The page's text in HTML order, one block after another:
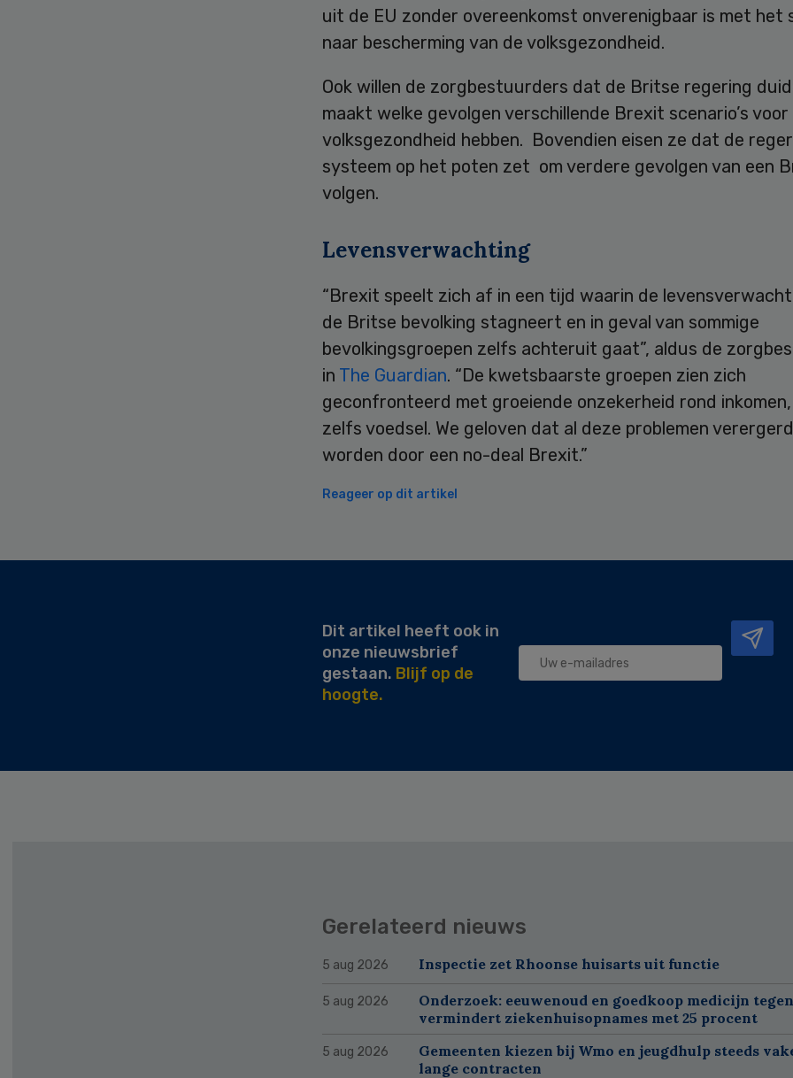
uit de EU zonder overeenkomst onverenigbaar is met het
naar bescherming van de volksgezondheid.
Ook willen de zorgbestuurders dat de Britse regering
maakt welke gevolgen verschillende Brexit scenario’s voor
volksgezondheid hebben. Bovendien eisen ze dat de
systeem op het poten zet om verdere gevolgen van een
volgen.
Levensverwachting
“Brexit speelt zich af in een tijd waarin de
de Britse bevolking stagneert en in geval van sommige
bevolkingsgroepen zelfs achteruit gaat”, aldus de
in The Guardian. “De kwetsbaarste groepen zien zich
geconfronteerd met groeiende onzekerheid rond
zelfs voedsel. We geloven dat al deze problemen
worden door een no-deal Brexit.”
Reageer op dit artikel
Dit artikel heeft ook in
onze nieuwsbrief
gestaan. Blijf op de
hoogte.
Gerelateerd nieuws
5 aug 2026 Inspectie zet Rhoonse huisarts uit functie
5 aug 2026
Onderzoek: eeuwenoud en goedkoop medicijn
vermindert ziekenhuisopnames met 25 procent
5 aug 2026
Gemeenten kiezen bij Wmo en jeugdhulp steeds
lange contracten